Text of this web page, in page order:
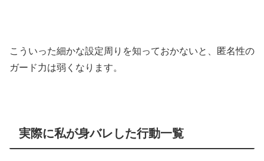
こういった細かな設定周りを知っておかないと、匿名性の
ガード力は弱くなります。
実際に私が身バレした行動一覧